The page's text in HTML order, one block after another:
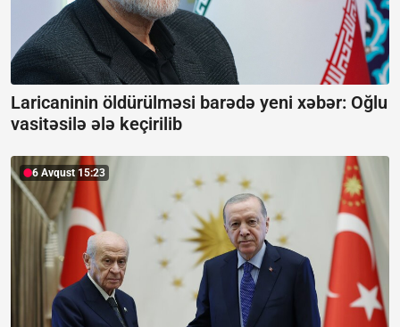
Laricaninin öldürülməsi barədə yeni xəbər: Oğlu
vasitəsilə ələ keçirilib
6 Avqust 15:23